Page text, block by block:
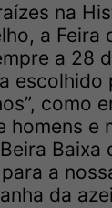
na
a Feira
a 28
escolhido
como
homens e
Baixa
a
da